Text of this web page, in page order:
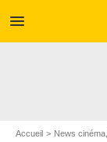
menu
Accueil News